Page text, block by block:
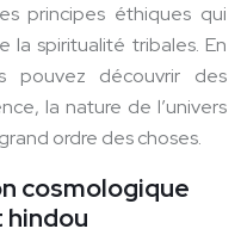
principes éthiques qui
spiritualité tribales. En
pouvez découvrir des
la nature de l’univers
ordre des choses.
cosmologique
hindou